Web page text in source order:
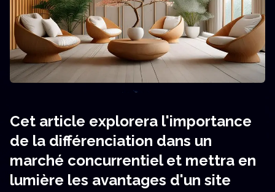
Cet article explorera l'importance
de la différenciation dans un
marché concurrentiel et mettra en
lumière les avantages d'un site